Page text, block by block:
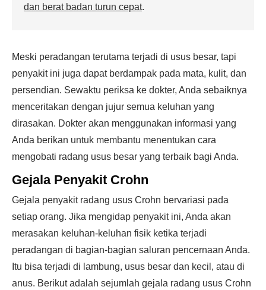
dan berat badan turun cepat.
Meski peradangan terutama terjadi di usus besar, tapi
penyakit ini juga dapat berdampak pada mata, kulit, dan
persendian. Sewaktu periksa ke dokter, Anda sebaiknya
menceritakan dengan jujur semua keluhan yang
dirasakan. Dokter akan menggunakan informasi yang
Anda berikan untuk membantu menentukan cara
mengobati radang usus besar yang terbaik bagi Anda.
Gejala Penyakit Crohn
Gejala penyakit radang usus Crohn bervariasi pada
setiap orang. Jika mengidap penyakit ini, Anda akan
merasakan keluhan-keluhan fisik ketika terjadi
peradangan di bagian-bagian saluran pencernaan Anda.
Itu bisa terjadi di lambung, usus besar dan kecil, atau di
anus. Berikut adalah sejumlah gejala radang usus Crohn